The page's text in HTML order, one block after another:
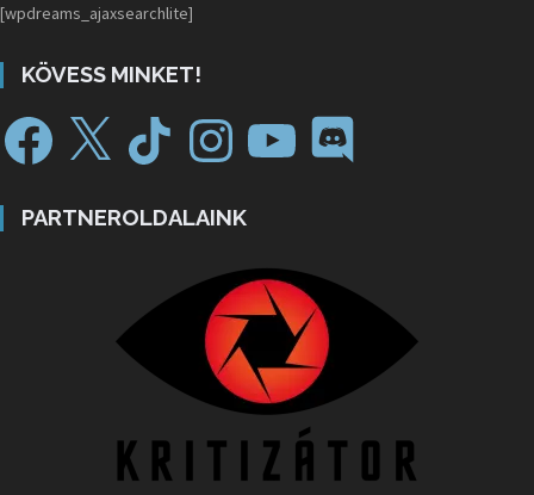
[wpdreams_ajaxsearchlite]
KÖVESS MINKET!
PARTNEROLDALAINK